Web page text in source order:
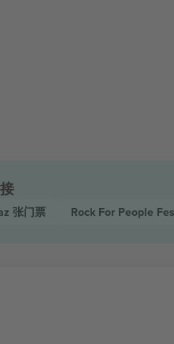
张门票 Rock For People